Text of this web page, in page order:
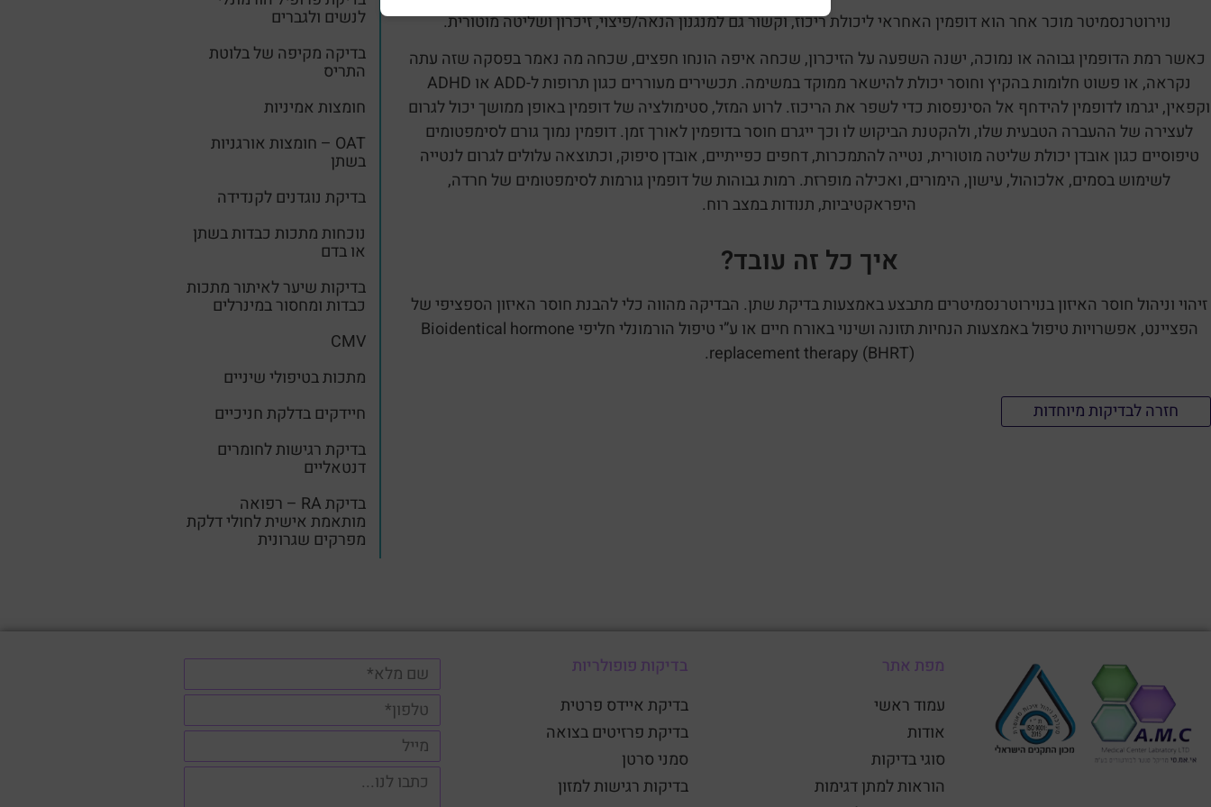
נוירוטרנסמיטר מוכר אחר הוא דופמין האחראי ליכולת ריכוז, וקשור גם למנגנון הנאה/פיצוי, זיכרון ושליטה מוטורית.
כאשר רמת הדופמין גבוהה או נמוכה, ישנה השפעה על הזיכרון, שכחה איפה הונחו חפצים, שכחה מה נאמר בפסקה שזה עתה
נקראה, או פשוט חלומות בהקיץ וחוסר יכולת להישאר ממוקד במשימה. תכשירים מעוררים כגון תרופות ל-ADD או ADHD
וקפאין, יגרמו לדופמין להידחף אל הסינפסות כדי לשפר את הריכוז. לרוע המזל, סטימולציה של דופמין באופן ממושך יכול לגרום
לעצירה של ההעברה הטבעית שלו, ולהקטנת הביקוש לו וכך ייגרם חוסר בדופמין לאורך זמן. דופמין נמוך גורם לסימפטומים
טיפוסיים כגון אובדן יכולת שליטה מוטורית, נטייה להתמכרות, דחפים כפייתיים, אובדן סיפוק, וכתוצאה עלולים לגרום לנטייה
לשימוש בסמים, אלכוהול, עישון, הימורים, ואכילה מופרזת. רמות גבוהות של דופמין גורמות לסימפטומים של חרדה,
היפראקטיביות, תנודות במצב רוח.
איך כל זה עובד?
זיהוי וניהול חוסר האיזון בנוירוטרנסמיטרים מתבצע באמצעות בדיקת שתן. הבדיקה מהווה כלי להבנת חוסר האיזון הספציפי של
הפציינט, אפשרויות טיפול באמצעות הנחיות תזונה ושינוי באורח חיים או ע”י טיפול הורמונלי חליפי Bioidentical hormone
replacement therapy (BHRT).
חזרה לבדיקות מיוחדות
לנשים ולגברים
בדיקה מקיפה של בלוטת
התריס
חומצות אמיניות
OAT – חומצות אורגניות
בשתן
בדיקת נוגדנים לקנדידה
נוכחות מתכות כבדות בשתן
או בדם
בדיקות שיער לאיתור מתכות
כבדות ומחסור במינרלים
CMV
מתכות בטיפולי שיניים
חיידקים בדלקת חניכיים
בדיקת רגישות לחומרים
דנטאליים
בדיקת RA – רפואה
מותאמת אישית לחולי דלקת
מפרקים שגרונית
מפת אתר
עמוד ראשי
אודות
סוגי בדיקות
הוראות למתן דגימות
בדיקות פופולריות
בדיקת איידס פרטית
בדיקת פרזיטים בצואה
סמני סרטן
בדיקות רגישות למזון